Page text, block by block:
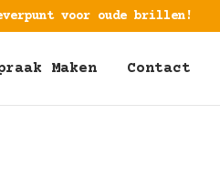
voor oude brillen!
Maken Contact